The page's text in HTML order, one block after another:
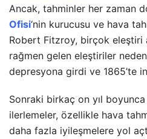
Ancak, tahminler her zaman
Ofisi‘nin kurucusu ve hava
Robert Fitzroy, birçok eleştiri
rağmen gelen eleştiriler
depresyona girdi ve 1865’te
Sonraki birkaç on yıl
ilerlemeler, özellikle hava
daha fazla iyileşmelere yol